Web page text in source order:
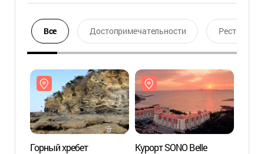
Все Достопримечательности Ресторан
Горный хребет
Курорт SONO Belle